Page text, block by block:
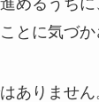
とに気づか
ありませ